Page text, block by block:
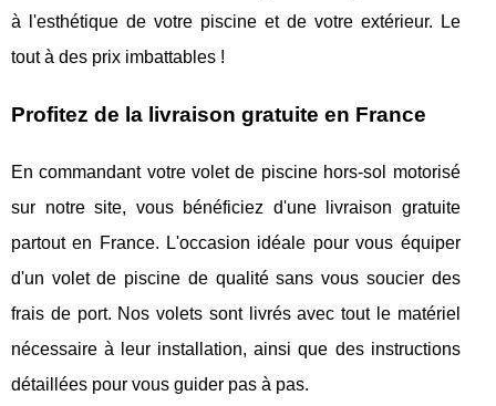
à l'esthétique de votre piscine et de votre extérieur. Le
tout à des prix imbattables !
Profitez de la livraison gratuite en France
En commandant votre volet de piscine hors-sol motorisé
sur notre site, vous bénéficiez d'une livraison gratuite
partout en France. L'occasion idéale pour vous équiper
d'un volet de piscine de qualité sans vous soucier des
frais de port. Nos volets sont livrés avec tout le matériel
nécessaire à leur installation, ainsi que des instructions
détaillées pour vous guider pas à pas.